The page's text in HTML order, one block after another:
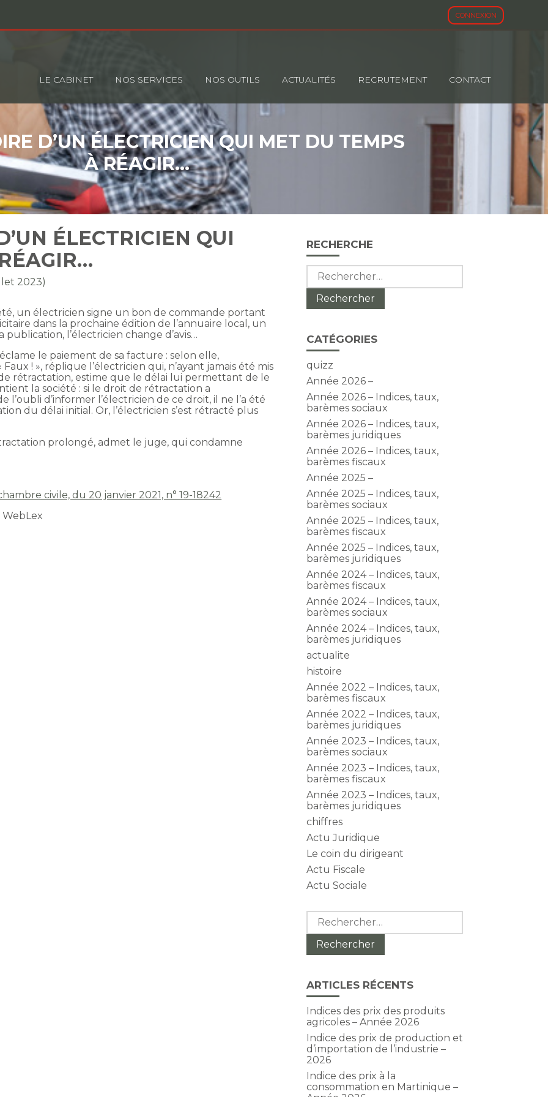
CONNEXION
Principal
LE CABINET NOS SERVICES NOS OUTILS ACTUALITÉS RECRUTEMENT CONTACT
D’UN ÉLECTRICIEN QUI MET DU TEMPS
À RÉAGIR…
ÉLECTRICIEN QUI
2023)
un électricien signe un bon de commande portant
dans la prochaine édition de l’annuaire local, un
l’électricien change d’avis…
le paiement de sa facture : selon elle,
! », réplique l’électricien qui, n’ayant jamais été mis
rétractation, estime que le délai lui permettant de le
la société : si le droit de rétractation a
d’informer l’électricien de ce droit, il ne l’a été
du délai initial. Or, l’électricien s’est rétracté plus
prolongé, admet le juge, qui condamne
civile, du 20 janvier 2021, n° 19-18242
Blog
sidebar
RECHERCHE
Rechercher :
CATÉGORIES
quizz
Année 2026 –
Année 2026 – Indices, taux,
barèmes sociaux
Année 2026 – Indices, taux,
barèmes juridiques
Année 2026 – Indices, taux,
barèmes fiscaux
Année 2025 –
Année 2025 – Indices, taux,
barèmes sociaux
Année 2025 – Indices, taux,
barèmes fiscaux
Année 2025 – Indices, taux,
barèmes juridiques
Année 2024 – Indices, taux,
barèmes fiscaux
Année 2024 – Indices, taux,
barèmes sociaux
Année 2024 – Indices, taux,
barèmes juridiques
actualite
histoire
Année 2022 – Indices, taux,
barèmes fiscaux
Année 2022 – Indices, taux,
barèmes juridiques
Année 2023 – Indices, taux,
barèmes sociaux
Année 2023 – Indices, taux,
barèmes fiscaux
Année 2023 – Indices, taux,
barèmes juridiques
chiffres
Actu Juridique
Le coin du dirigeant
Actu Fiscale
Actu Sociale
Rechercher :
ARTICLES RÉCENTS
Indices des prix des produits
agricoles – Année 2026
Indice des prix de production et
d’importation de l’industrie –
2026
Indice des prix à la
consommation en Martinique –